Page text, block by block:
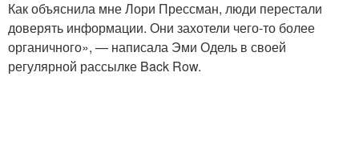
Как объяснила мне Лори Прессман, люди перестали
доверять информации. Они захотели чего-то более
органичного», — написала Эми Одель в своей
регулярной рассылке Back Row.